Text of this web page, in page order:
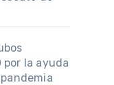
por la ayuda